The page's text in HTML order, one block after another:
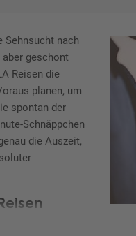
Sehnsucht nach
geschont
Reisen die
planen, um
spontan der
Schnäppchen
die Auszeit,